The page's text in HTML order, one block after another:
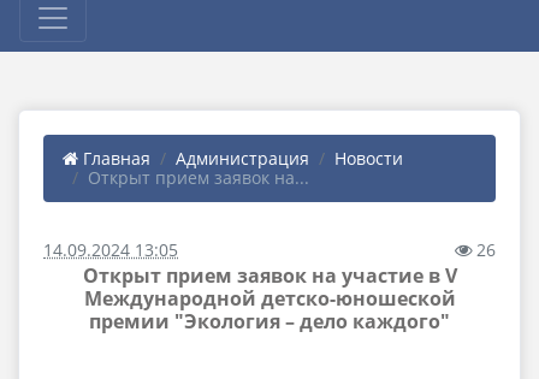
Главная Администрация
Новости
Открыт прием заявок на...
14.09.2024 13:05 26
Открыт прием заявок на участие в V
Международной детско-юношеской
премии "Экология – дело каждого"